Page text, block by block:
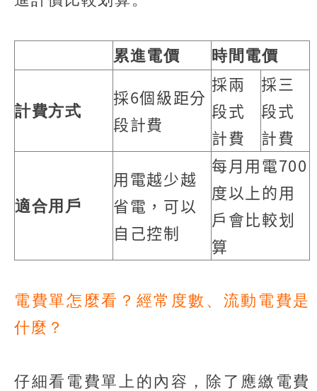
累進電價 時間電價
計費方式
採6個級距分
段計費
採兩
段式
計費
採三
段式
計費
適合用戶
用電越少越
省電，可以
自己控制
每月用電700
度以上的用
戶會比較划
算
電費單怎麼看？經常度數、流動電費是
什麼？
仔細看電費單上的內容，除了應繳電費